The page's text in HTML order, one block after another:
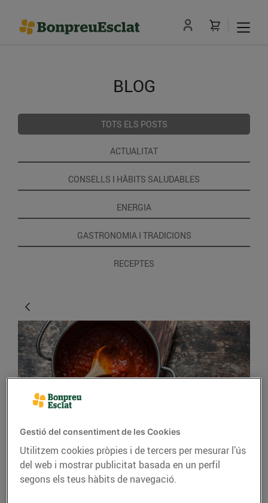
BLOG
TOTS ELS POSTS
ACTUALITAT
CONSELLS I HÀBITS SALUDABLES
ENERGIA
GASTRONOMIA I TRADICIONS
RECEPTES
Trucs per estalviar
temps cuinant
Gestió del consentiment de les Cookies
Utilitzem cookies pròpies i de tercers per mesurar l’ús
del web i mostrar publicitat basada en un perfil
segons els teus hàbits de navegació.